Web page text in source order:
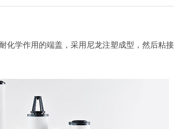
学作用的端盖，采用尼龙注塑成型，然后粘